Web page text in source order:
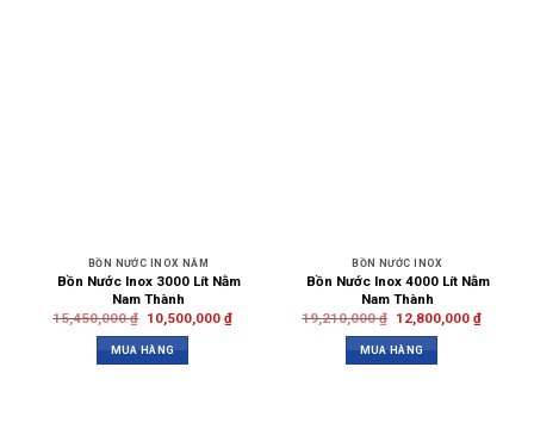
BỒN NƯỚC INOX NẰM
Bồn Nước Inox 3000 Lít Nằm
Nam Thành
15,450,000₫ 10,500,000 ₫
MUA HÀNG
BỒN NƯỚC INOX
Bồn Nước Inox 4000 Lít Nằm
Nam Thành
19,210,000₫ 12,800,000 ₫
MUA HÀNG